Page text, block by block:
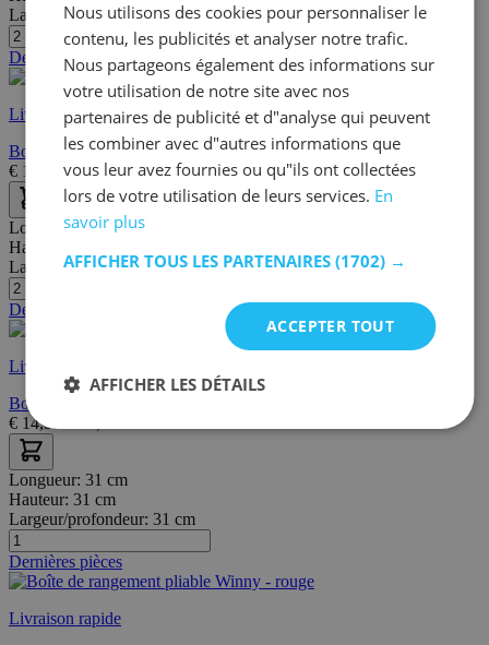
Largeur/profondeur:31 cm
Dernières pièces
Livraison rapide
Boîte de rangement pliable Winny - blanc
€ 14,99 €19,00
Longueur:31 cm
Hauteur:
Largeur/profondeur:31 cm
Dernières pièces
Livraison rapide
Boîte de rangement pliable Winny - bleu
€ 14,99
Longueur: 31 cm
Hauteur: 31 cm
Largeur/profondeur: 31 cm
Dernières pièces
Livraison rapide
Nous utilisons des cookies pour personnaliser le
contenu, les publicités et analyser notre trafic.
Nous partageons également des informations sur
votre utilisation de notre site avec nos
partenaires de publicité et d"analyse qui peuvent
les combiner avec d"autres informations que
vous leur avez fournies ou qu"ils ont collectées
lors de votre utilisation de leurs services. En
savoir plus
AFFICHER TOUS LES PARTENAIRES (1702) →
ACCEPTER TOUT
AFFICHER LES DÉTAILS